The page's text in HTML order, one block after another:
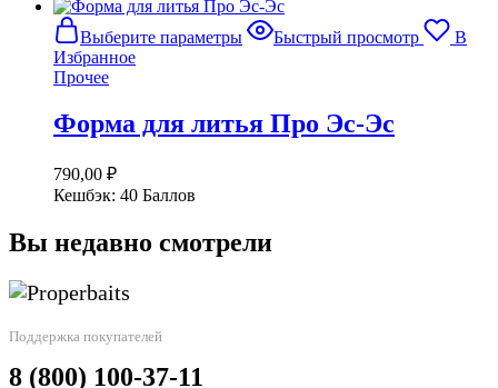
товара.
Выберите параметры
Этот
товар
Опции
Быстрый просмотр
В
Избранное
Прочее
Форма для литья Про Эс-Эс
790,00 ₽
Кешбэк: 40 Баллов
Вы недавно смотрели
Поддержка покупателей
8 (800) 100-37-11